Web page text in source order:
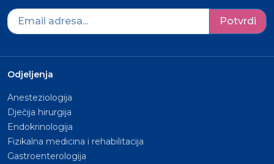
Potvrdi
Odjeljenja
Anesteziologija
Dječija hirurgija
Endokrinologija
Fizikalna medicina i rehabilitacija
Gastroenterologija